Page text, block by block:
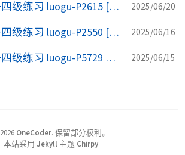
【GESP】C++四级练习 luogu-P2615 [NOIP 2015 提高组] 神奇的幻方 2025/06/20
【GESP】C++四级练习 luogu-P2550 [AHOI2001] 彩票摇奖 2025/06/16
【GESP】C++四级练习 luogu-P5729 【深基5.例7】工艺品制作 2025/06/15
2026 OneCoder. 保留部分权利。
本站采用 Jekyll 主题 Chirpy